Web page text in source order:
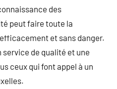
des
peut faire toute la
et sans danger.
de qualité et une
ceux qui font appel à un